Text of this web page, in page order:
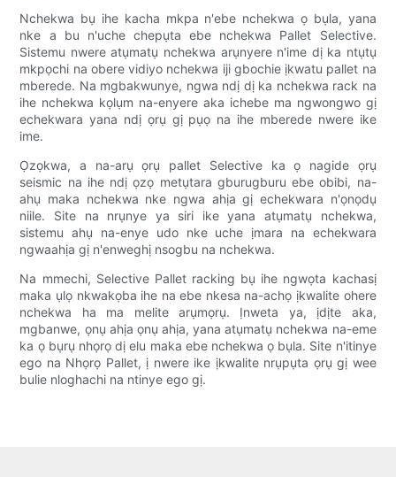
Nchekwa bụ ihe kacha mkpa n'ebe nchekwa ọ bụla, yana
nke a bu n'uche chepụta ebe nchekwa Pallet Selective.
Sistemu nwere atụmatụ nchekwa arụnyere n'ime dị ka ntụtụ
mkpọchi na obere vidiyo nchekwa iji gbochie ịkwatu pallet na
mberede. Na mgbakwunye, ngwa ndị dị ka nchekwa rack na
ihe nchekwa kọlụm na-enyere aka ichebe ma ngwongwo gị
echekwara yana ndị ọrụ gị pụọ na ihe mberede nwere ike
ime.
Ọzọkwa, a na-arụ ọrụ pallet Selective ka ọ nagide ọrụ
seismic na ihe ndị ọzọ metụtara gburugburu ebe obibi, na-
ahụ maka nchekwa nke ngwa ahịa gị echekwara n'ọnọdụ
niile. Site na nrụnye ya siri ike yana atụmatụ nchekwa,
sistemu ahụ na-enye udo nke uche ịmara na echekwara
ngwaahịa gị n'enweghị nsogbu na nchekwa.
Na mmechi, Selective Pallet racking bụ ihe ngwọta kachasị
maka ụlọ nkwakọba ihe na ebe nkesa na-achọ ịkwalite ohere
nchekwa ha ma melite arụmọrụ. Ịnweta ya, ịdịte aka,
mgbanwe, ọnụ ahịa ọnụ ahịa, yana atụmatụ nchekwa na-eme
ka ọ bụrụ nhọrọ dị elu maka ebe nchekwa ọ bụla. Site n'itinye
ego na Nhọrọ Pallet, ị nwere ike ịkwalite nrụpụta ọrụ gị wee
bulie nloghachi na ntinye ego gị.